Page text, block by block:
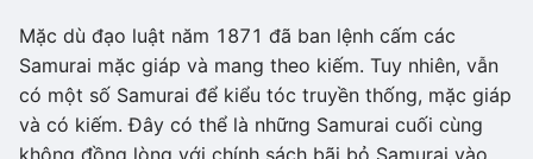
Mặc dù đạo luật năm 1871 đã ban lệnh cấm các
Samurai mặc giáp và mang theo kiếm. Tuy nhiên, vẫn
có một số Samurai để kiểu tóc truyền thống, mặc giáp
và có kiếm. Đây có thể là những Samurai cuối cùng
không đồng lòng với chính sách bãi bỏ Samurai vào